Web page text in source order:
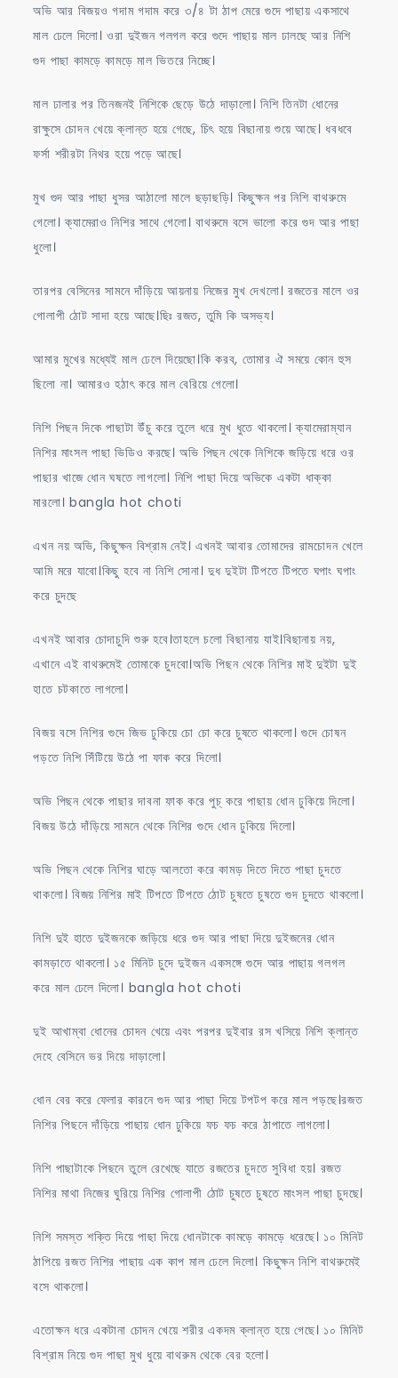
অভি আর বিজয়ও গদাম গদাম করে ৩/৪ টা ঠাপ মেরে গুদে পাছায় একসাথে
মাল ঢেলে দিলো। ওরা দুইজন গলগল করে গুদে পাছায় মাল ঢালছে আর নিশি
গুদ পাছা কামড়ে কামড়ে মাল ভিতরে নিচ্ছে।
মাল ঢালার পর তিনজনই নিশিকে ছেড়ে উঠে দাড়ালো। নিশি তিনটা ধোনের
রাক্ষুসে চোদন খেয়ে ক্লান্ত হয়ে গেছে, চিৎ হয়ে বিছানায় শুয়ে আছে। ধবধবে
ফর্সা শরীরটা নিথর হয়ে পড়ে আছে।
মুখ গুদ আর পাছা ধুসর আঠালো মালে ছড়াছড়ি। কিছুক্ষন পর নিশি বাথরুমে
গেলো। ক্যামেরাও নিশির সাথে গেলো। বাথরুমে বসে ভালো করে গুদ আর পাছা
ধুলো।
তারপর বেসিনের সামনে দাঁড়িয়ে আয়নায় নিজের মুখ দেখলো। রজতের মালে ওর
গোলাপী ঠোট সাদা হয়ে আছে।ছিঃ রজত, তুমি কি অসভ্য।
আমার মুখের মধ্যেই মাল ঢেলে দিয়েছো।কি করব, তোমার ঐ সময়ে কোন হুস
ছিলো না। আমারও হঠাৎ করে মাল বেরিয়ে গেলো।
নিশি পিছন দিকে পাছাটা উঁচু করে তুলে ধরে মুখ ধুতে থাকলো। ক্যামেরাম্যান
নিশির মাংসল পাছা ভিডিও করছে। অভি পিছন থেকে নিশিকে জড়িয়ে ধরে ওর
পাছার খাজে ধোন ঘষতে লাগলো। নিশি পাছা দিয়ে অভিকে একটা ধাক্কা
মারলো। bangla hot choti
এখন নয় অভি, কিছুক্ষন বিশ্রাম নেই। এখনই আবার তোমাদের রামচোদন খেলে
আমি মরে যাবো।কিছু হবে না নিশি সোনা। দুধ দুইটা টিপতে টিপতে ঘপাং ঘপাং
করে চুদছে
এখনই আবার চোদাচুদি শুরু হবে।তাহলে চলো বিছানায় যাই।বিছানায় নয়,
এখানে এই বাথরুমেই তোমাকে চুদবো।অভি পিছন থেকে নিশির মাই দুইটা দুই
হাতে চটকাতে লাগলো।
বিজয় বসে নিশির গুদে জিভ ঢুকিয়ে চো চো করে চুষতে থাকলো। গুদে চোষন
পড়তে নিশি সিঁটিয়ে উঠে পা ফাক করে দিলো।
অভি পিছন থেকে পাছার দাবনা ফাক করে পুচ্‌ করে পাছায় ধোন ঢুকিয়ে দিলো।
বিজয় উঠে দাঁড়িয়ে সামনে থেকে নিশির গুদে ধোন ঢুকিয়ে দিলো।
অভি পিছন থেকে নিশির ঘাড়ে আলতো করে কামড় দিতে দিতে পাছা চুদতে
থাকলো। বিজয় নিশির মাই টিপতে টিপতে ঠোট চুষতে চুষতে গুদ চুদতে থাকলো।
নিশি দুই হাতে দুইজনকে জড়িয়ে ধরে গুদ আর পাছা দিয়ে দুইজনের ধোন
কামড়াতে থাকলো। ১৫ মিনিট চুদে দুইজন একসঙ্গে গুদে আর পাছায় গলগল
করে মাল ঢেলে দিলো। bangla hot choti
দুই আখাম্বা ধোনের চোদন খেয়ে এবং পরপর দুইবার রস খসিয়ে নিশি ক্লান্ত
দেহে বেসিনে ভর দিয়ে দাড়ালো।
ধোন বের করে ফেলার কারনে গুদ আর পাছা দিয়ে টপটপ করে মাল পড়ছে।রজত
নিশির পিছনে দাঁড়িয়ে পাছায় ধোন ঢুকিয়ে ফচ ফচ করে ঠাপাতে লাগলো।
নিশি পাছাটাকে পিছনে তুলে রেখেছে যাতে রজতের চুদতে সুবিধা হয়। রজত
নিশির মাথা নিজের ঘুরিয়ে নিশির গোলাপী ঠোট চুষতে চুষতে মাংসল পাছা চুদছে।
নিশি সমস্ত শক্তি দিয়ে পাছা দিয়ে ধোনটাকে কামড়ে কামড়ে ধরেছে। ১০ মিনিট
ঠাপিয়ে রজত নিশির পাছায় এক কাপ মাল ঢেলে দিলো। কিছুক্ষন নিশি বাথরুমেই
বসে থাকলো।
এতোক্ষন ধরে একটানা চোদন খেয়ে শরীর একদম ক্লান্ত হয়ে গেছে। ১০ মিনিট
বিশ্রাম নিয়ে গুদ পাছা মুখ ধুয়ে বাথরুম থেকে বের হলো।